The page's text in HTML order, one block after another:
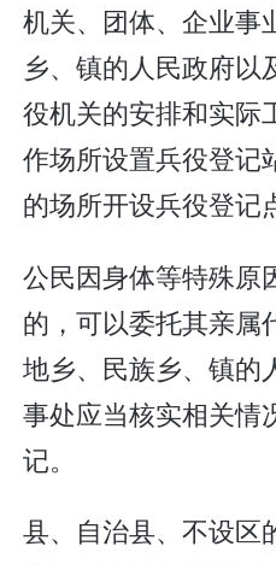
机关、团体、企业事
乡、镇的人民政府以
役机关的安排和实际
作场所设置兵役登记
的场所开设兵役登记
公民因身体等特殊原
的，可以委托其亲属
地乡、民族乡、镇的
事处应当核实相关情
记。
县、自治县、不设区